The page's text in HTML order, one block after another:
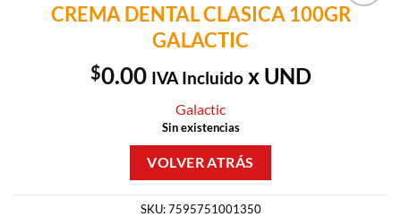
Añadir a
CREMA DENTAL CLASICA 100GR
GALACTIC
$0.00 IVA Incluidox UND
Galactic
Sin existencias
SKU:7595751001350